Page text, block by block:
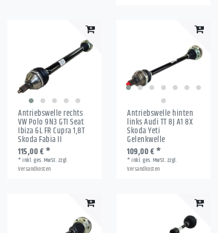
Antriebswelle rechts
VW Polo 9N3 GTI Seat
Ibiza 6L FR Cupra 1,8T
Skoda Fabia II
115,00 € *
*inkl. ges. MwSt.zzgl.
Versandkosten
Antriebswelle hinten
links Audi TT 8J A1 8X
Skoda Yeti
Gelenkwelle
109,00 € *
*inkl. ges. MwSt.zzgl.
Versandkosten